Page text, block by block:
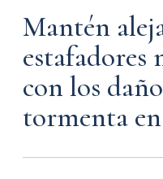
Mantén
estafadores
con los
tormenta